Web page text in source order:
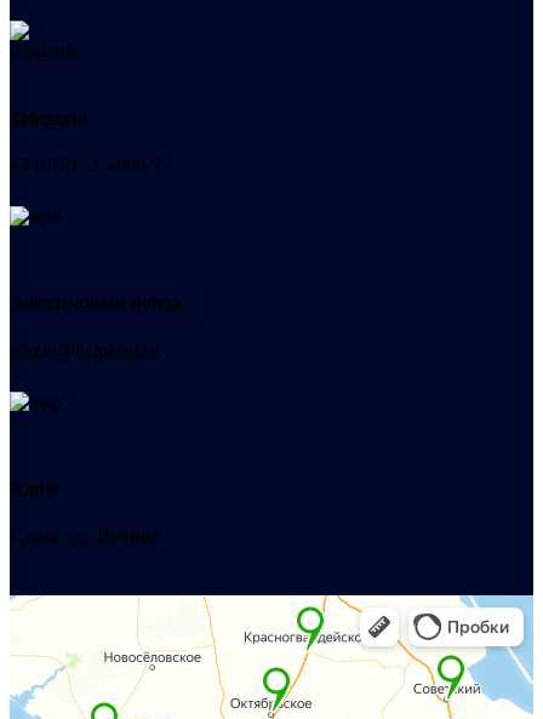
Telegram
+7 (978) 515-999-7
Электронная почта
admin@helpsant.ru
Адрес
Судак, ул. Ленина